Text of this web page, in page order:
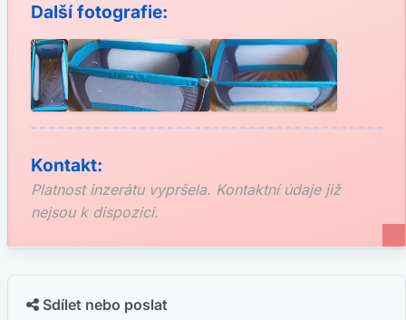
Další fotografie:
Kontakt:
Platnost inzerátu vypršela. Kontaktní údaje již
nejsou k dispozici.
Sdílet nebo poslat